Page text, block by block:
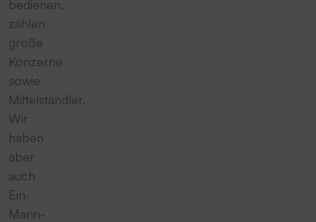
bedienen,
zählen
große
Konzerne
sowie
Mittelständler.
Wir
haben
aber
auch
Ein-
Mann-